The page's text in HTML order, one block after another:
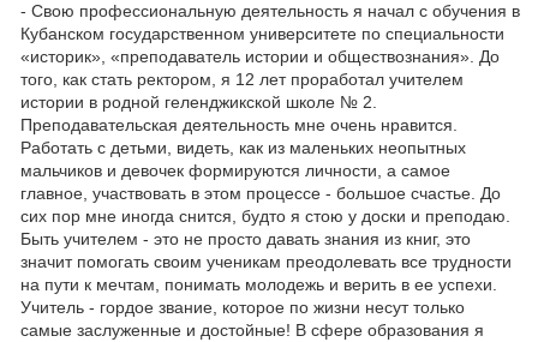
- Свою профессиональную деятельность я начал с обучения в
Кубанском государственном университете по специальности
«историк», «преподаватель истории и обществознания». До
того, как стать ректором, я 12 лет проработал учителем
истории в родной геленджикской школе № 2.
Преподавательская деятельность мне очень нравится.
Работать с детьми, видеть, как из маленьких неопытных
мальчиков и девочек формируются личности, а самое
главное, участвовать в этом процессе - большое счастье. До
сих пор мне иногда снится, будто я стою у доски и преподаю.
Быть учителем - это не просто давать знания из книг, это
значит помогать своим ученикам преодолевать все трудности
на пути к мечтам, понимать молодежь и верить в ее успехи.
Учитель - гордое звание, которое по жизни несут только
самые заслуженные и достойные! В сфере образования я